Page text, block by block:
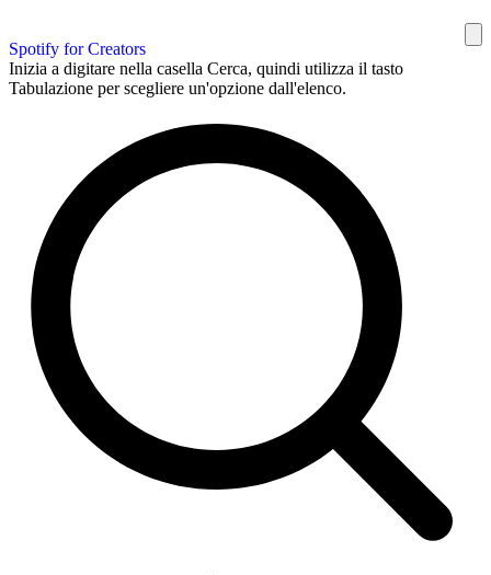
Spotify for Creators
Inizia a digitare nella casella Cerca, quindi utilizza il tasto
Tabulazione per scegliere un'opzione dall'elenco.